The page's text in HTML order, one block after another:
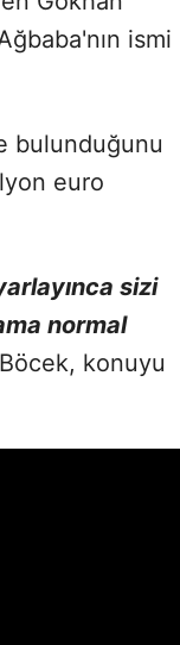
ismi
bulunduğunu
euro
sizi
normal
konuyu